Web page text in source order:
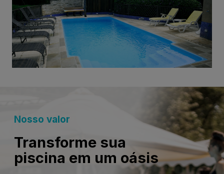
Nosso valor
Transforme sua
piscina em um oásis